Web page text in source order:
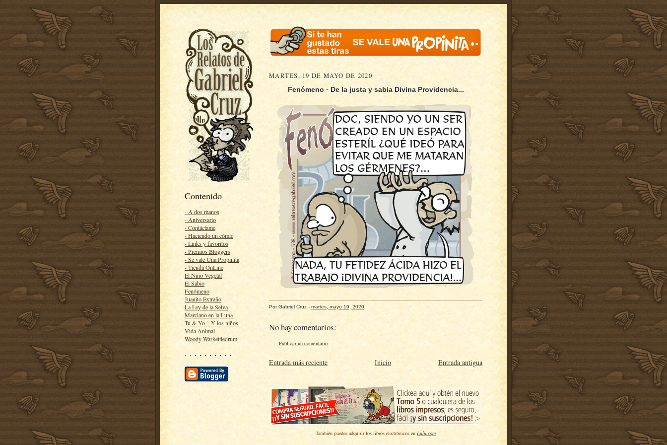
Contenido
- A dos manos
- Aniversario
- Contáctame
- Haciendo un cómic
- Links y favoritos
- Premios Bloggers
- Se vale Una Propinita
- Tienda OnLine
El Niño Vegetal
El Sabio
Fenómeno
Juanito Extraño
La Ley de la Selva
Marciano en la Luna
Tu & Yo ...Y los niños
Vida Animal
Woody Warkettledrum
· · · · · · · · · ·
MARTES, 19 DE MAYO DE 2020
Fenómeno · De la justa y sabia Divina Providencia...
PorGabriel Cruz - martes, mayo 19, 2020
No hay comentarios:
Publicar un comentario
Entrada más reciente Entrada antigua
Inicio
También puedes adquirir los libros electrónicos en Lulu.com